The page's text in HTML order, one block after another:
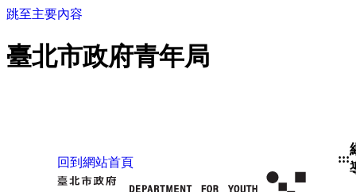
跳至主要內容
臺北市政府青年局
回到網站首頁 :::